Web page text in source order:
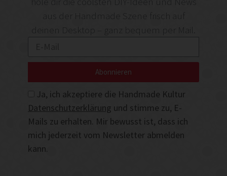
deinen Desktop – ganz bequem per Mail.
Ja, ich akzeptiere die Handmade Kultur
Datenschutzerklärung und stimme zu, E-
Mails zu erhalten. Mir bewusst ist, dass ich
mich jederzeit vom Newsletter abmelden
kann.
Abonnieren